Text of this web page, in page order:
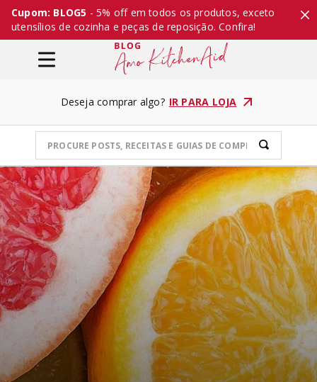
Cupom: BLOG5 - 5% off em todos os produtos, exceto
utensílios de cozinha e peças de reposição. Confira!
Deseja comprar algo? IR PARA LOJA